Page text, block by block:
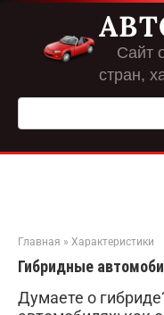
Перейти
контенту
Сайт
стран,
Поиск:
Главная » Характеристики
Гибридные
Думаете о